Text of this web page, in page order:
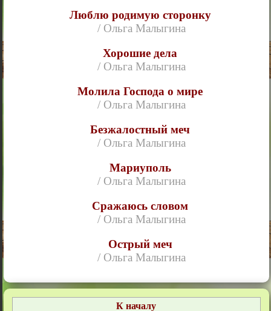
Люблю родимую сторонку
/ Ольга Малыгина
Хорошие дела
/ Ольга Малыгина
Молила Господа о мире
/ Ольга Малыгина
Безжалостный меч
/ Ольга Малыгина
Мариуполь
/ Ольга Малыгина
Сражаюсь словом
/ Ольга Малыгина
Острый меч
/ Ольга Малыгина